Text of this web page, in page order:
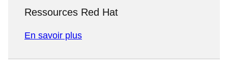
Ressources Red Hat
En savoir plus